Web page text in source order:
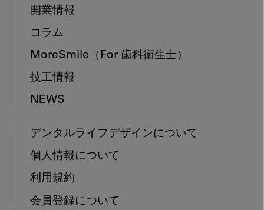
開業情報
コラム
MoreSmile （For 歯科衛生士）
技工情報
NEWS
デンタルライフデザインについて
個人情報について
利用規約
会員登録について